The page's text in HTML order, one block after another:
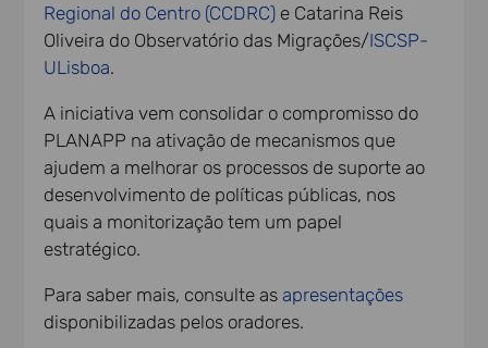
Regional do Centro (CCDRC) e Catarina Reis
Oliveira do Observatório das Migrações/ISCSP-
ULisboa.
A iniciativa vem consolidar o compromisso do
PLANAPP na ativação de mecanismos que
ajudem a melhorar os processos de suporte ao
desenvolvimento de políticas públicas, nos
quais a monitorização tem um papel
estratégico.
Para saber mais, consulte asapresentações
disponibilizadas pelos oradores.